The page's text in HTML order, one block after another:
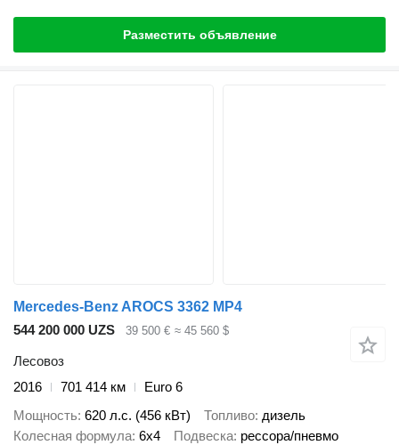
Разместить объявление
Mercedes-Benz AROCS 3362 MP4
544 200 000 UZS
39 500 € ≈ 45 560 $
Лесовоз
2016
701 414 км
Euro 6
Мощность 620 л.с. (456 кВт) Топливо дизель
Колесная формула 6x4 Подвеска рессора/пневмо